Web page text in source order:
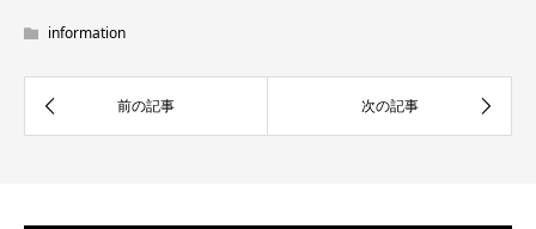
information